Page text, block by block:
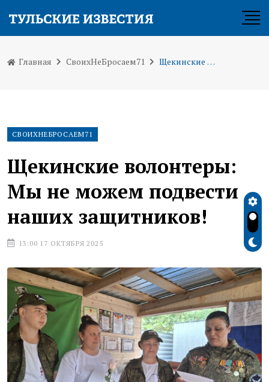
Главная СвоихНеБросаем71 Щекинские волонтеры: Мы не можем подвести наших защитников!
СВОИХНЕБРОСАЕМ71
Щекинские волонтеры:
Мы не можем подвести
наших защитников!
13:00 17 ОКТЯБРЯ 2025